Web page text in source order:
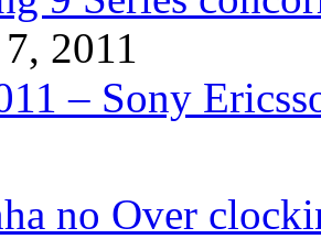
2011
– Sony
no Over